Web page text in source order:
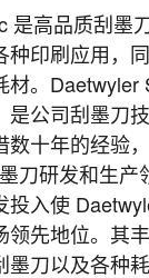
是高品质刮墨
种印刷应用，
材。Daetwyler
是公司刮墨刀
数十年的经验
刀研发和生产
入使
先地位。其丰
刀以及各种